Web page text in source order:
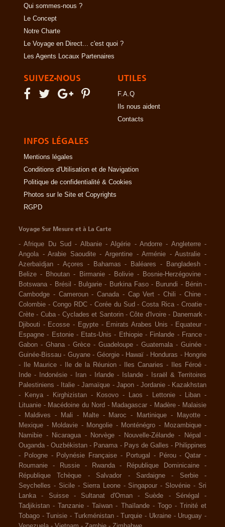
Qui sommes-nous ?
Le Concept
Notre Charte
Le Voyage en Direct... c'est quoi ?
Les Agents Locaux Partenaires
SUIVEZ-NOUS UTILES
F.A.Q
Ils nous aident
Contacts
INFOS LÉGALES
Mentions légales
Conditions d'Utilisation et de Navigation
Politique de confidentialité & Cookies
Photos sur le Site et Copyrights
RGPD
Voyage Sur Mesure et à La Carte
-Afrique Du Sud - Albanie -Algérie -Andorre - Angleterre -
Angola -Arabie Saoudite -Argentine -Arménie -Australie -
Azerbaïdjan - Açores - Bahamas - Baléares - Bangladesh -
Belize - Bhoutan - Birmanie - Bolivie - Bosnie-Herzégovine -
Botswana - Brésil - Bulgarie - Burkina Faso - Burundi - Bénin -
Cambodge - Cameroun - Canada - Cap Vert - Chili -Chine -
Colombie - Congo RDC - Corée du Sud -Costa Rica -Croatie -
Crète - Cuba - Cyclades et Santorin -Côte d'Ivoire - Danemark -
Djibouti - Ecosse - Egypte - Emirats Arabes Unis - Equateur -
Espagne - Estonie - Etats-Unis - Ethiopie - Finlande - France -
Gabon - Ghana - Grèce - Guadeloupe - Guatemala - Guinée -
Guinée-Bissau - Guyane - Géorgie - Hawaï - Honduras - Hongrie
-
Ile Maurice - Ile de la Réunion - Iles Canaries - Iles Féroé -
Inde - Indonésie - Iran - Irlande - Islande -
Israël & Territoires
Palestiniens - Italie - Jamaïque - Japon - Jordanie - Kazakhstan
-
Kenya - Kirghizistan - Kosovo - Laos - Lettonie - Liban -
Lituanie - Macédoine du Nord - Madagascar - Madère - Malaisie
-
Maldives - Mali - Malte - Maroc - Martinique - Mayotte -
Mexique - Moldavie - Mongolie - Monténégro - Mozambique -
Namibie - Nicaragua - Norvège - Nouvelle-Zélande - Népal
-
Ouganda -Ouzbékistan - Panama - Pays de Galles - Philippines
-
Pologne - Polynésie Française - Portugal - Pérou -Qatar -
Roumanie
- Russie - Rwanda - République Dominicaine
-
République Tchèque
- Salvador - Sardaigne - Serbie
-
Seychelles - Sicile - Sierra Leone - Singapour - Slovénie - Sri
Lanka
- Suisse - Sultanat d'Oman - Suède - Sénégal
-
Tadjikistan -Tanzanie -Taïwan - Thaïlande - Togo - Trinité et
Tobago -Tunisie - Turkménistan -Turquie - Ukraine - Uruguay -